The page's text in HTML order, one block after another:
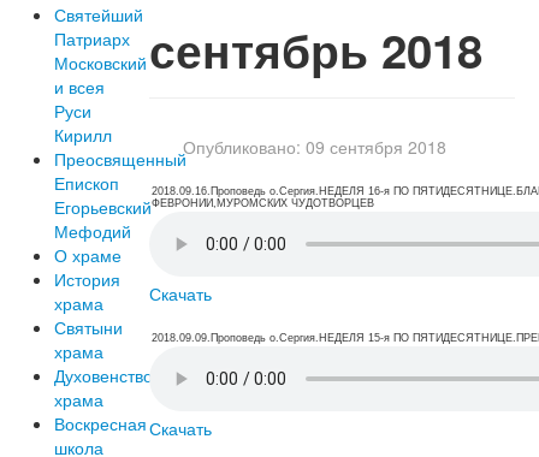
Святейший
Патриарх
Московский
и всея
Руси
Кирилл
Преосвященный
Епископ
Егорьевский
Мефодий
О храме
История
храма
Святыни
храма
Духовенство
храма
Воскресная
школа
сентябрь 2018
Опубликовано: 09 сентября 2018
2018.09.16.Проповедь о.Сергия.НЕДЕЛЯ 16-я ПО
ФЕВРОНИИ,МУРОМСКИХ ЧУДОТВОРЦЕВ
Скачать
2018.09.09.Проповедь о.Сергия.НЕДЕЛЯ 15-я ПО
Скачать